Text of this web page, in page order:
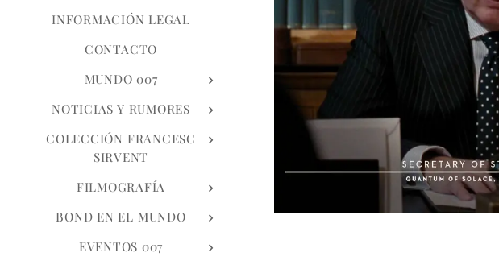
INFORMACIÓN LEGAL
CONTACTO
MUNDO 007
NOTICIAS Y RUMORES
COLECCIÓN FRANCESC
SIRVENT
FILMOGRAFÍA
BOND EN EL MUNDO
EVENTOS 007